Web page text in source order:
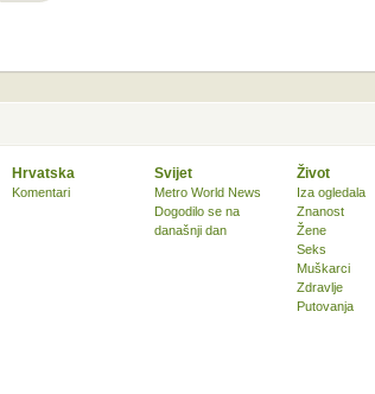
Hrvatska
Komentari
Svijet
Metro World News
Dogodilo se na
današnji dan
Život
Iza ogledala
Znanost
Žene
Seks
Muškarci
Zdravlje
Putovanja